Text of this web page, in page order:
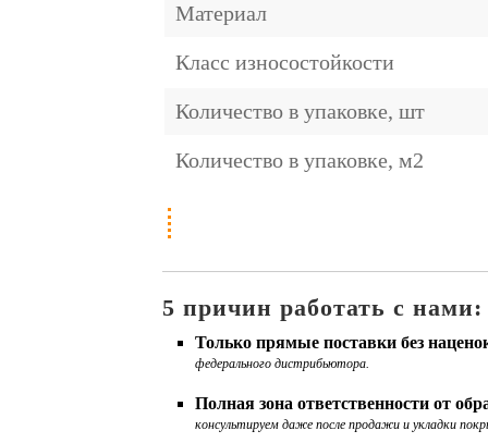
Материал
Класс износостойкости
Количество в упаковке, шт
Количество в упаковке, м2
5 причин работать с нами:
Только прямые поставки без
федерального дистрибьютора.
Полная зона ответственности от
консультируем даже после продажи и укладки